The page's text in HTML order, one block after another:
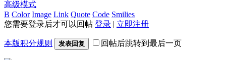
高级模式
B Color Image Link Quote Code Smilies
您需要登录后才可以回帖 登录 | 立即注册
本版积分规则 发表回复 回帖后跳转到最后一页